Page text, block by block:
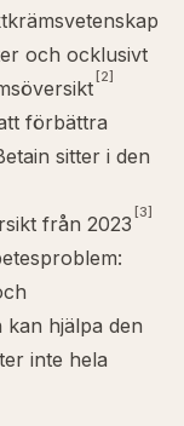
och ocklusivt
[2]
förbättra
sitter i den
från 2023 [3]
hjälpa den
inte hela